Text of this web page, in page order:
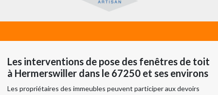
Les interventions de pose des fenêtres de toit
à Hermerswiller dans le 67250 et ses environs
Les propriétaires des immeubles peuvent participer aux devoirs